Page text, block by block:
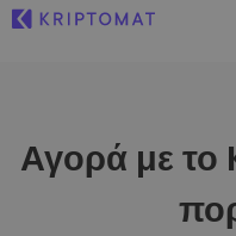
Αγορά με